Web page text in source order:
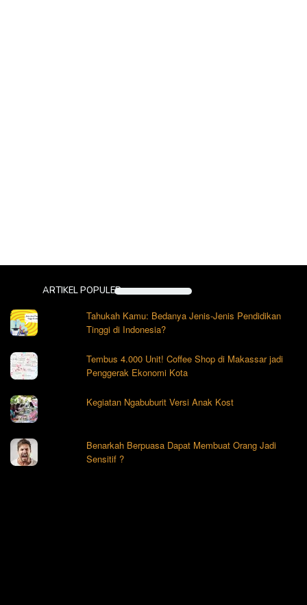
ARTIKEL POPULER
Tahukah Kamu: Bedanya Jenis-Jenis Pendidikan
Tinggi di Indonesia?
Tembus 4.000 Unit! Coffee Shop di Makassar jadi
Penggerak Ekonomi Kota
Kegiatan Ngabuburit Versi Anak Kost
Benarkah Berpuasa Dapat Membuat Orang Jadi
Sensitif ?